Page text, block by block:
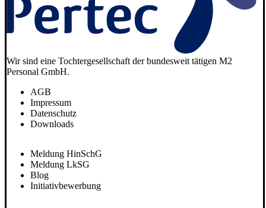
Wir sind eine Tochtergesellschaft der bundesweit tätigen M2
Personal GmbH.
AGB
Impressum
Datenschutz
Downloads
Meldung HinSchG
Meldung LkSG
Blog
Initiativbewerbung